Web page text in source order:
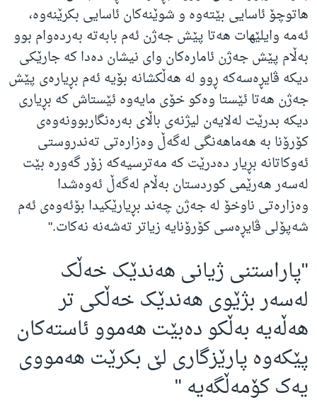
هاتوچۆ ئاسایی بێته‌وه‌ و شوێنه‌کان ئاسایی بکرێنه‌وه‌،
ئه‌مه‌ وایلێهات هه‌تا پێش جه‌ژن ئه‌م بابه‌ته‌ به‌رده‌وام بوو
به‌ڵام پێش جه‌ژن ئاماره‌کان وای نیشان ده‌دا که‌ جارێکی
دیکه‌ ڤایڕه‌سه‌که‌ ڕوو له‌ هه‌ڵکشانه‌ بۆیه‌ ئه‌م بڕیاره‌ی پێش
جه‌ژن هه‌تا ئێستا وه‌کو خۆی مایه‌وه‌ ئێستاش که‌ بڕیاری
دیکه‌ بدرێت له‌لایه‌ن لیژنه‌ی باڵای به‌ره‌نگاربوونه‌وه‌ی
کۆرۆنا به‌ هه‌ماهه‌نگی له‌گه‌ڵ وه‌زاره‌تی ته‌ندروستی
ئه‌وکاتانه‌ بڕیار ده‌درێت که‌ مه‌ترسیه‌که‌ زۆر گه‌وره‌ بێت
له‌سه‌ر هه‌رێمی کوردستان به‌ڵام له‌گه‌ڵ ئه‌وه‌شدا
وه‌زاره‌تی ناوخۆ له‌ جه‌ژن چه‌ند بڕیارێکیدا بۆئه‌وه‌ی ئه‌م
شه‌پۆلی ڤایڕه‌سی کۆرۆنایه‌ زیاتر ته‌شه‌نه‌ نه‌کات."
"پاراستنی ژیانی هه‌ندێک خه‌ڵک
له‌سه‌ر بژێوی هه‌ندێک خه‌ڵکی تر
هه‌ڵه‌یه‌ به‌ڵکو ده‌بێت هه‌موو ئاسته‌کان
پێکه‌وه‌ پارێزگاری لێ بکرێت هه‌مووی
یه‌ک کۆمه‌ڵگه‌یه‌"